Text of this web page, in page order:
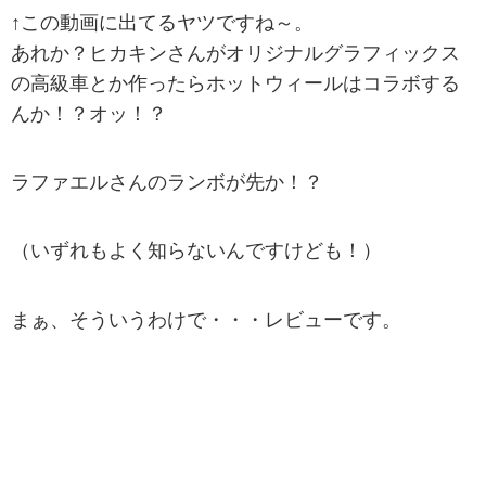
↑この動画に出てるヤツですね～。
あれか？ヒカキンさんがオリジナルグラフィックス
の高級車とか作ったらホットウィールはコラボする
んか！？オッ！？
ラファエルさんのランボが先か！？
（いずれもよく知らないんですけども！）
まぁ、そういうわけで・・・レビューです。